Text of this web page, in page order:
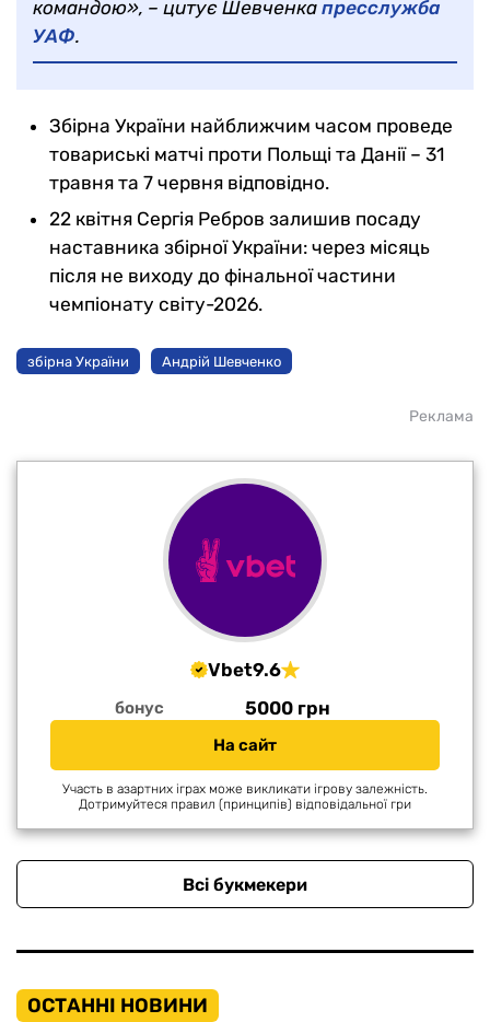
командою», – цитує Шевченка пресслужба
УАФ.
Збірна України найближчим часом проведе
товариські матчі проти Польщі та Данії – 31
травня та 7 червня відповідно.
22 квітня Сергія Ребров залишив посаду
наставника збірної України: через місяць
після не виходу до фінальної частини
чемпіонату світу-2026.
збірна України Андрій Шевченко
Реклама
Vbet9.6
бонус 5000 грн
На сайт
Участь в азартних іграх може викликати ігрову залежність.
Дотримуйтеся правил (принципів) відповідальної гри
Всі букмекери
ОСТАННІ НОВИНИ